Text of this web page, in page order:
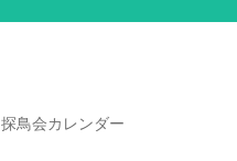
探鳥会カレンダー